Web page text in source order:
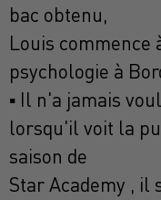
bac obtenu,
Louis commence
psychologie à
▪ Il n'a jamais
lorsqu'il voit la
saison de
Star Academy , il